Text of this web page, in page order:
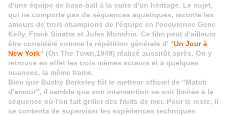
d'une équipe de base-ball à la suite d'un héritage. Le sujet,
qui ne comporte pas de séquences aquatiques, raconte les
amours de trois champions de l'équipe en l'occurence Gene
Kelly, Frank Sinatra et Jules Munshin. Ce film peut d'ailleurs
être considéré comme la répétition générale d' "Un Jour à
New York" (On The Town,1949) réalisé aussitôt après. On y
retrouve en effet les trois mêmes acteurs et à quelques
nuances, la même trame.
Bien que Busby Berkeley fût le metteur officiel de "Match
d'amour", il semble que son intervention se soit limitée à la
séquence où l'on fait griller des fruits de mer. Pour le reste, il
se contenta de superviser les expériences techniques